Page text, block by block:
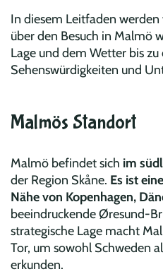
In diesem Leitfaden werden
über den Besuch in Malmö
Lage und dem Wetter bis
Sehenswürdigkeiten und
Malmös Standort
Malmö befindet sich im
der Region Skåne. Es ist
Nähe von Kopenhagen,
beeindruckende Øresund-
strategische Lage macht
Tor, um sowohl Schweden
erkunden.